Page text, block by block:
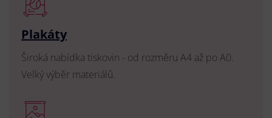
Plakáty
Široká nabídka tiskovin - od rozměru A4 až po A0.
Velký výběr materiálů.